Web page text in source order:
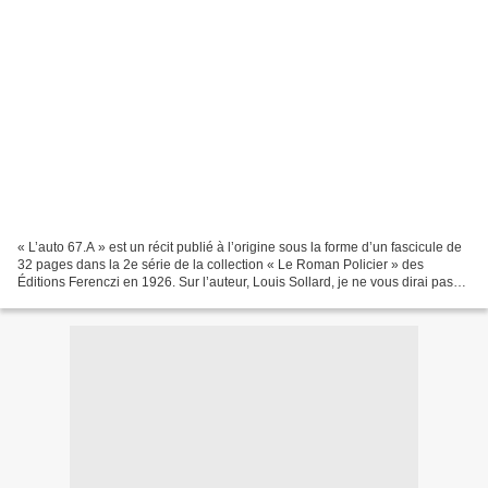
« L’auto 67.A » est un récit publié à l’origine sous la forme d’un fascicule de
32 pages dans la 2e série de la collection « Le Roman Policier » des
Éditions Ferenczi en 1926. Sur l’auteur, Louis Sollard, je ne vous dirai pas